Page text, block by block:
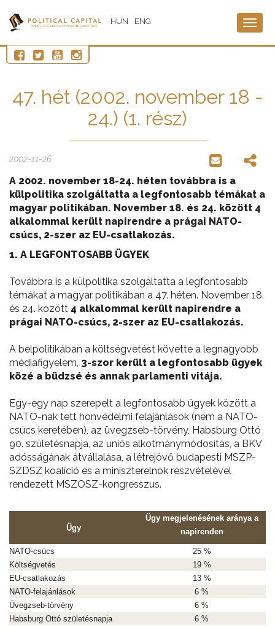
HUN ENG
47. hét (2002. november 18 -
24.) (1. rész)
2002-11-26
A 2002. november 18-24. héten továbbra is a
külpolitika szolgáltatta a legfontosabb témákat a
magyar politikában. November 18. és 24. között 4
alkalommal került napirendre a prágai NATO-
csúcs, 2-szer az EU-csatlakozás.
1. A LEGFONTOSABB ÜGYEK
Továbbra is a külpolitika szolgáltatta a legfontosabb
témákat a magyar politikában a 47. héten. November 18.
és 24. között 4 alkalommal került napirendre a
prágai NATO-csúcs, 2-szer az EU-csatlakozás.
A belpolitikában a költségvetést követte a legnagyobb
médiafigyelem, 3-szor került a legfontosabb ügyek
közé a büdzsé és annak parlamenti vitája.
Egy-egy nap szerepelt a legfontosabb ügyek között a
NATO-nak tett honvédelmi felajánlások (nem a NATO-
csúcs keretében), az üvegzseb-törvény, Habsburg Ottó
90. születésnapja, az uniós alkotmánymódosítás, a BKV
adósságának átvállalása, a létrejövő budapesti MSZP-
SZDSZ koalíció és a miniszterelnök részvételével
rendezett MSZOSZ-kongresszus.
Ügy
Ügy megjelenésének aránya a
napirenden
NATO-csúcs
25 %
Költségvetés
19 %
EU-csatlakozás
13 %
NATO-felajánlások
6 %
Üvegzseb-törvény
6 %
Habsburg Ottó születésnapja
6 %